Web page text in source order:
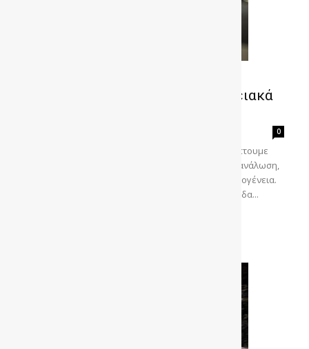
ευχάριστη έκπληξη στα οικογενειακά
0
Οδηγούμε το νέο MG ZS MAX Hybrid+ και ανακαλύπτουμε
γιατί εξελίσσεται σε best seller: άνεση, χαμηλή κατανάλωση,
197 ίπποι και κορυφαίο value for money για την οικογένεια.
Του Ηλία Ματζαβά Η MG μας συστήθηκε στην Ελλάδα...